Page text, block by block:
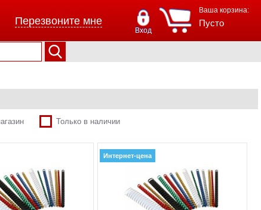
Перезвоните мне
Ваша корзина:
Пусто
Вход
Только в наличии
Интернет-цена